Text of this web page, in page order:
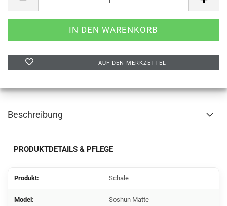
AUF DEN MERKZETTEL
Beschreibung
PRODUKTDETAILS & PFLEGE
Produkt: Schale
Model: Soshun Matte